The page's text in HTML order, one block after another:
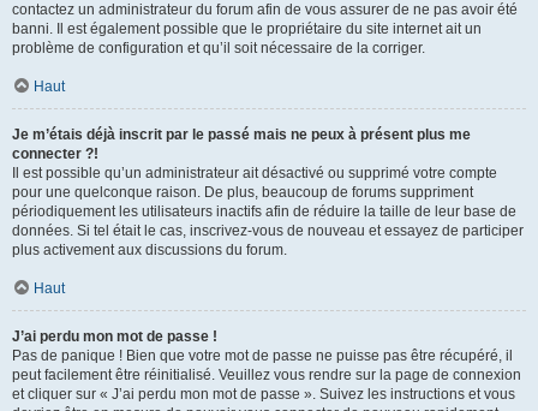
contactez un administrateur du forum afin de vous assurer de ne pas avoir été
banni. Il est également possible que le propriétaire du site internet ait un
problème de configuration et qu’il soit nécessaire de la corriger.
Haut
Je m’étais déjà inscrit par le passé mais ne peux à présent plus me
connecter ?!
Il est possible qu’un administrateur ait désactivé ou supprimé votre compte
pour une quelconque raison. De plus, beaucoup de forums suppriment
périodiquement les utilisateurs inactifs afin de réduire la taille de leur base de
données. Si tel était le cas, inscrivez-vous de nouveau et essayez de participer
plus activement aux discussions du forum.
Haut
J’ai perdu mon mot de passe !
Pas de panique ! Bien que votre mot de passe ne puisse pas être récupéré, il
peut facilement être réinitialisé. Veuillez vous rendre sur la page de connexion
et cliquer sur « J’ai perdu mon mot de passe ». Suivez les instructions et vous